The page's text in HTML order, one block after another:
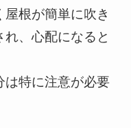
根が簡単に吹き
、心配になると
は特に注意が必要